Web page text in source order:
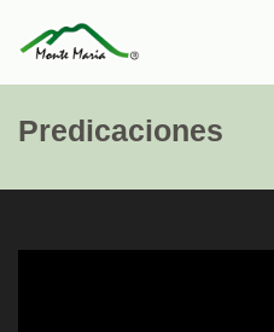
Predicaciones